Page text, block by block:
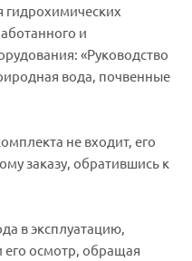
и
«Руководство
вода, почвенные
не входит, его
заказу, обратившись к
в эксплуатацию,
его осмотр, обращая